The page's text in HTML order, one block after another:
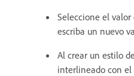
Seleccione el
escriba un nuevo
Al crear un estilo
interlineado con el